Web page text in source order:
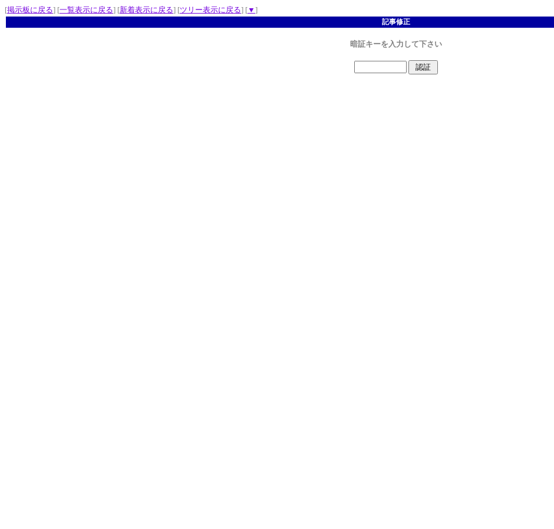
[掲示板に戻る] [一覧表示に戻る] [新着表示に戻る] [ツリー表示に戻る] [▼ ]
記事修正
暗証キーを入力して下さい